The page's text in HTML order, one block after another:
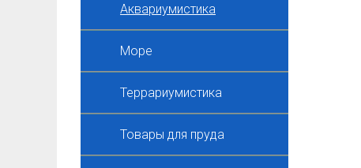
Аквариумистика
Море
Террариумистика
Товары для пруда